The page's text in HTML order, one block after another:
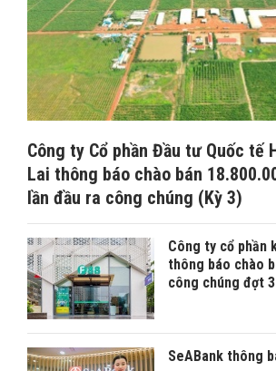
Công ty Cổ phần Đầu tư Quốc tế
Lai thông báo chào bán
lần đầu ra công chúng (Kỳ 3)
Công ty cổ phần
thông báo chào
công chúng đợt
SeABank thông